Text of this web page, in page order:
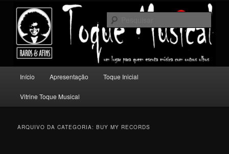
conteúdo
principal
conteúdo
secundário
Toque Musical
Um lugar para quem escuta música com outros olhos.
principal
Início Apresentação Toque Inicial
Vitrine Toque Musical
ARQUIVO DA CATEGORIA:BUY MY RECORDS